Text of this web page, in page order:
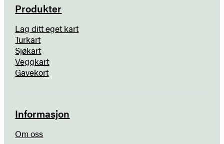
Produkter
Lag ditt eget kart
Turkart
Sjøkart
Veggkart
Gavekort
Informasjon
Om oss